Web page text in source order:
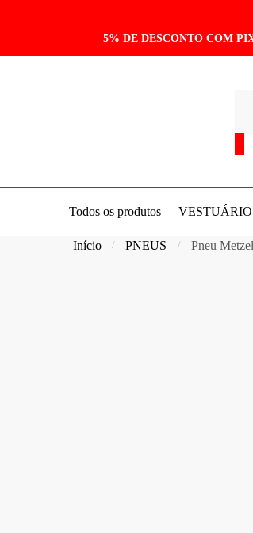
5% DE DESCONTO COM
Todos os produtos
Início / PNEUS / Pneu